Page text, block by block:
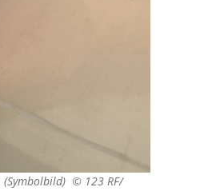
(Symbolbild) © 123 RF/